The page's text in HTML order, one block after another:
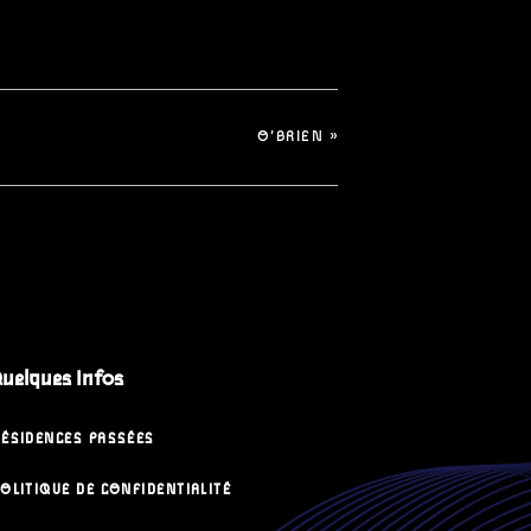
O’BRIEN »
Infos
PASSÉES
DE CONFIDENTIALITÉ